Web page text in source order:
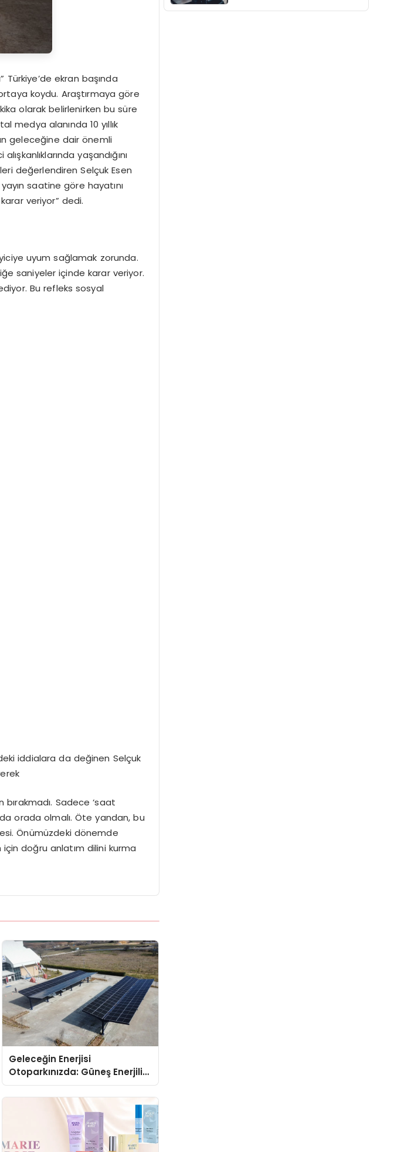
Türkiye’de ekran başında
koydu. Araştırmaya göre
olarak belirlenirken bu süre
medya alanında 10 yıllık
geleceğine dair önemli
yaşandığını
değerlendiren Selçuk Esen
saatine göre hayatını
veriyor” dedi.
uyum sağlamak zorunda.
saniyeler içinde karar veriyor.
Bu refleks sosyal
iddialara da değinen Selçuk
Sadece ‘saat
orada olmalı. Öte yandan, bu
Önümüzdeki dönemde
doğru anlatım dilini kurma
Geleceğin Enerjisi
Otoparkınızda: Güneş Enerjili
Carport (Solar Otopark)
Nedir?